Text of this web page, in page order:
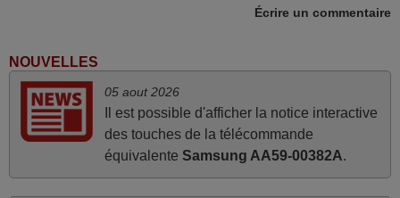
la fonction des différentes touches. De plus, elle est
mars 2026
Écrire un commentaire
NOUVELLES
05 aout 2026
Il est possible d'afficher la notice interactive
des touches de la télécommande
équivalente Samsung AA59-00382A.